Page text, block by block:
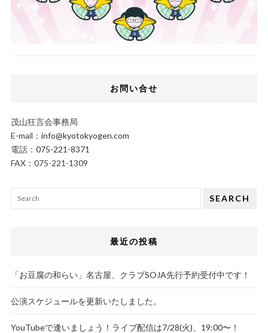
お問い合せ
茂山狂言会事務局
E-mail： info@kyotokyogen.com
電話： 075-221-8371
FAX：075-221-1309
SEARCH
最近の投稿
「お豆腐の和らい」名古屋、クラブSOJA先行予約受付中です！
公演スケジュールを更新いたしました。
YouTubeで逢いましょう！ライブ配信は7/28(火)、19:00〜！